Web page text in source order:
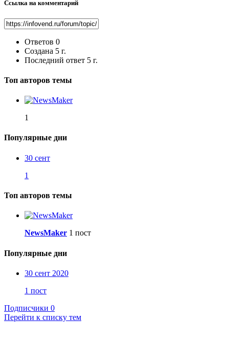
Ссылка на комментарий
Ответов 0
Создана 5 г.
Последний ответ 5 г.
Топ авторов темы
1
Популярные дни
30 сент
1
Топ авторов темы
NewsMaker 1 пост
Популярные дни
30 сент 2020
1 пост
Подписчики 0
Перейти к списку тем